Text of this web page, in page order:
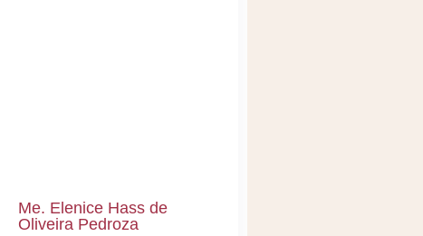
Me. Elenice Hass de
Oliveira Pedroza